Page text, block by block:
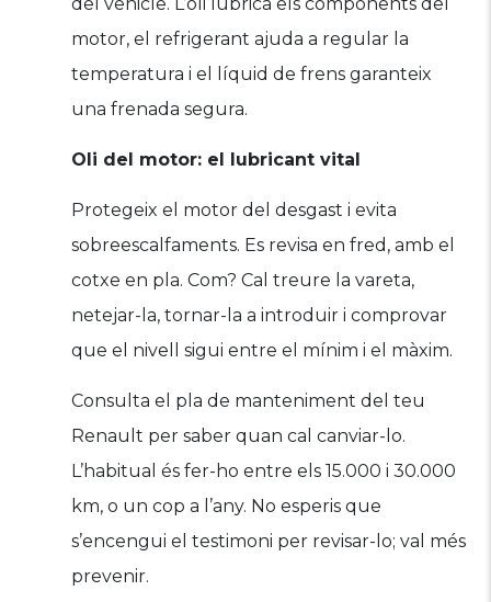
motor, el refrigerant ajuda a regular la
temperatura i el líquid de frens garanteix
una frenada segura.
Oli del motor: el lubricant vital
Protegeix el motor del desgast i evita
sobreescalfaments. Es revisa en fred, amb el
cotxe en pla. Com? Cal treure la vareta,
netejar-la, tornar-la a introduir i comprovar
que el nivell sigui entre el mínim i el màxim.
Consulta el pla de manteniment del teu
Renault per saber quan cal canviar-lo.
L’habitual és fer-ho entre els 15.000 i 30.000
km, o un cop a l’any. No esperis que
s’encengui el testimoni per revisar-lo; val més
prevenir.